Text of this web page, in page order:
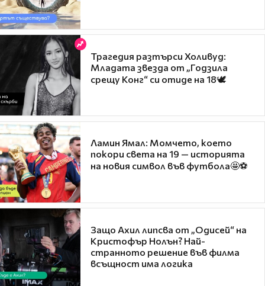
Трагедия разтърси Холивуд:
Младата звезда от „Годзила
срещу Конг“ си отиде на 18🕊️
Ламин Ямал: Момчето, което
покори света на 19 — историята
на новия символ във футбола🤩⚽
Защо Ахил липсва от „Одисей“ на
Кристофър Нолън? Най-
странното решение във филма
всъщност има логика